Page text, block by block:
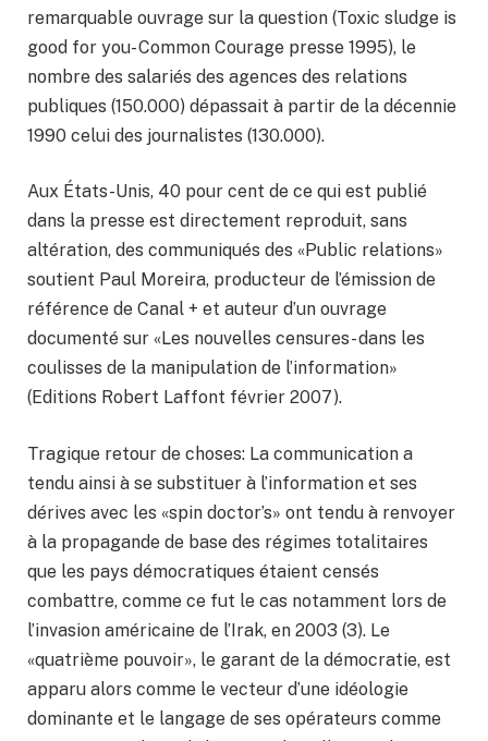
remarquable ouvrage sur la question (Toxic sludge is
good for you- Common Courage presse 1995), le
nombre des salariés des agences des relations
publiques (150.000) dépassait à partir de la décennie
1990 celui des journalistes (130.000).
Aux États-Unis, 40 pour cent de ce qui est publié
dans la presse est directement reproduit, sans
altération, des communiqués des «Public relations»
soutient Paul Moreira, producteur de l’émission de
référence de Canal + et auteur d’un ouvrage
documenté sur «Les nouvelles censures- dans les
coulisses de la manipulation de l’information»
(Editions Robert Laffont février 2007).
Tragique retour de choses: La communication a
tendu ainsi à se substituer à l’information et ses
dérives avec les «spin doctor’s» ont tendu à renvoyer
à la propagande de base des régimes totalitaires
que les pays démocratiques étaient censés
combattre, comme ce fut le cas notamment lors de
l’invasion américaine de l’Irak, en 2003 (3). Le
«quatrième pouvoir», le garant de la démocratie, est
apparu alors comme le vecteur d’une idéologie
dominante et le langage de ses opérateurs comme